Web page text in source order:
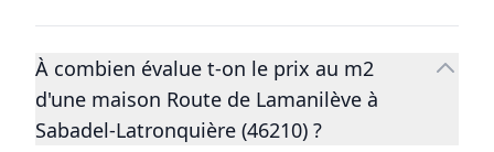
À combien évalue t-on le prix au m2
d'une maison Route de Lamanilève à
Sabadel-Latronquière (46210) ?